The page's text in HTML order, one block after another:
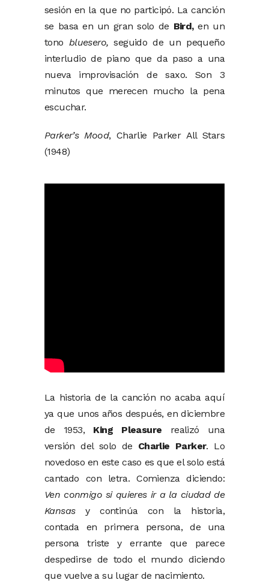
sesión en la que no participó. La canción
se basa en un gran solo de Bird,en un
tono bluesero, seguido de un pequeño
interludio de piano que da paso a una
nueva improvisación de saxo. Son 3
minutos que merecen mucho la pena
escuchar.
Parker’s Mood, Charlie Parker All Stars
(1948)
La historia de la canción no acaba aquí
ya que unos años después, en diciembre
de 1953, King Pleasure realizó una
versión del solo de Charlie Parker. Lo
novedoso en este caso es que el solo está
cantado con letra. Comienza diciendo:
Ven conmigo si quieres ir a la ciudad de
Kansasy continúa con la historia,
contada en primera persona, de una
persona triste y errante que parece
despedirse de todo el mundo diciendo
que vuelve a su lugar de nacimiento.